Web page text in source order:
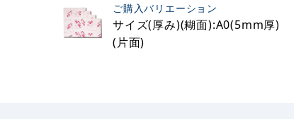
ご購入バリエーション
サイズ(厚み)(糊面):A0(5mm厚)
(片面)